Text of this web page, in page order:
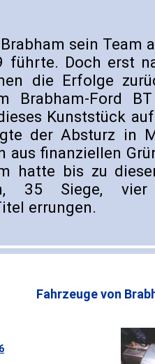
sein Team
führte. Doch erst
die Erfolge
Brabham-Ford
Kunststück
der Absturz in
aus finanziellen
hatte bis zu
35 Siege,
errungen.
Fahrzeuge von